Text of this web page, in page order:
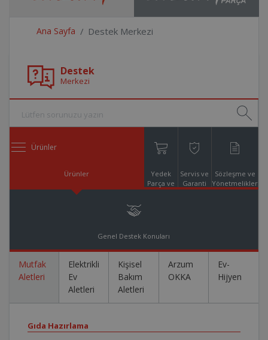
Ana Sayfa Destek Merkezi
Destek
Merkezi
Ürünler
Ürünler
Yedek
Parça ve
Servis ve
Garanti
Sözleşme ve
Yönetmelikler
Genel Destek Konuları
Mutfak
Aletleri
Elektrikli
Ev
Aletleri
Kişisel
Bakım
Aletleri
Arzum
OKKA
Ev-
Hijyen
Gıda Hazırlama